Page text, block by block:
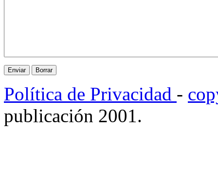
Política de Privacidad -
publicación 2001.